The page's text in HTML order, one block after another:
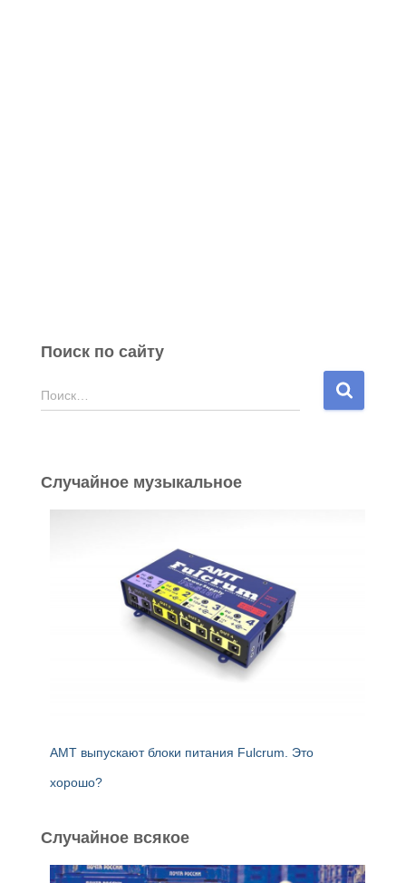
Поиск по сайту
Н
а
:
Поиск…
Случайное музыкальное
AMT выпускают блоки питания Fulcrum. Это
хорошо?
Случайное всякое